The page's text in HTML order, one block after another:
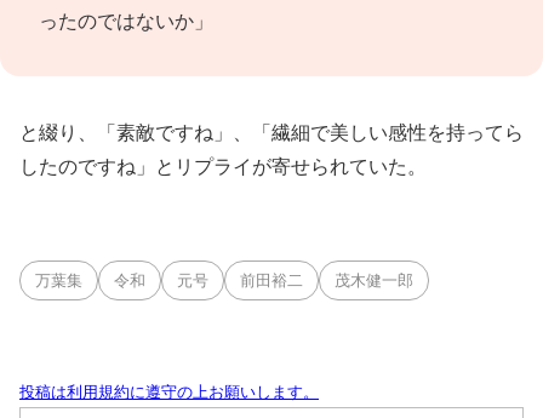
ったのではないか」
と綴り、「素敵ですね」、「繊細で美しい感性を持ってら
したのですね」とリプライが寄せられていた。
万葉集 令和 元号 前田裕二 茂木健一郎